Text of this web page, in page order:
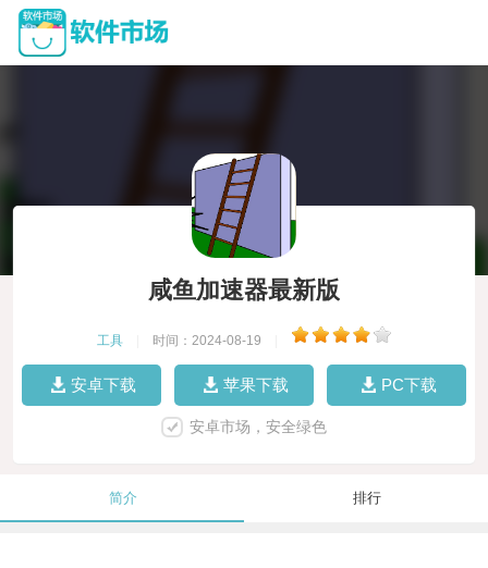
咸鱼加速器最新版
工具 时间：2024-08-19
安卓下载 苹果下载 PC下载
安卓市场，安全绿色
简介 排行